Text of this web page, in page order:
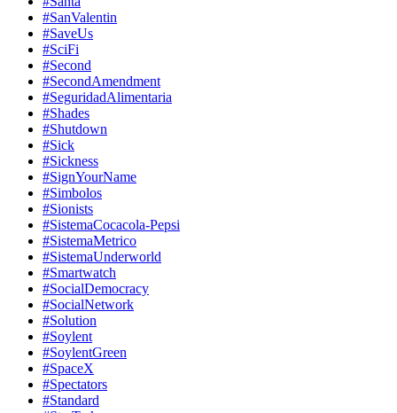
#SanValentin
#SaveUs
#SciFi
#Second
#SecondAmendment
#SeguridadAlimentaria
#Shades
#Shutdown
#Sick
#Sickness
#SignYourName
#Simbolos
#Sionists
#SistemaCocacola-Pepsi
#SistemaMetrico
#SistemaUnderworld
#Smartwatch
#SocialDemocracy
#SocialNetwork
#Solution
#Soylent
#SoylentGreen
#SpaceX
#Spectators
#Standard